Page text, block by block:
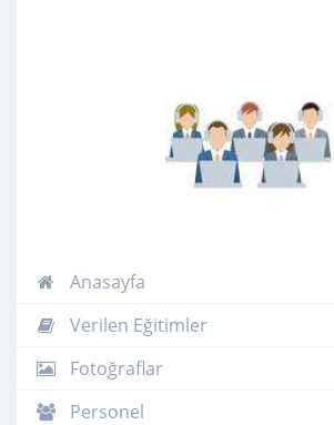
Anasayfa
Verilen Eğitimler
Fotoğraflar
Personel